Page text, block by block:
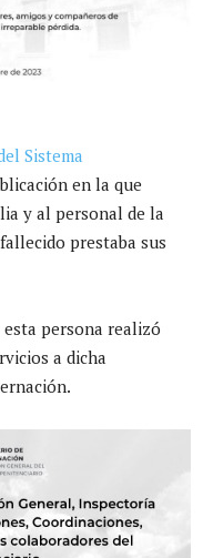
Sistema
en la que
y al personal de la
prestaba sus
persona realizó
a dicha